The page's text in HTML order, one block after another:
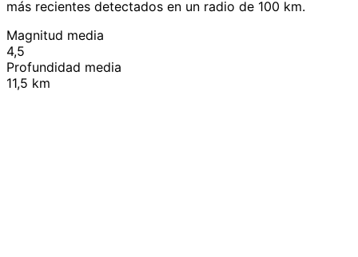
más recientes detectados en un radio de 100 km.
Magnitud media
4,5
Profundidad media
11,5 km